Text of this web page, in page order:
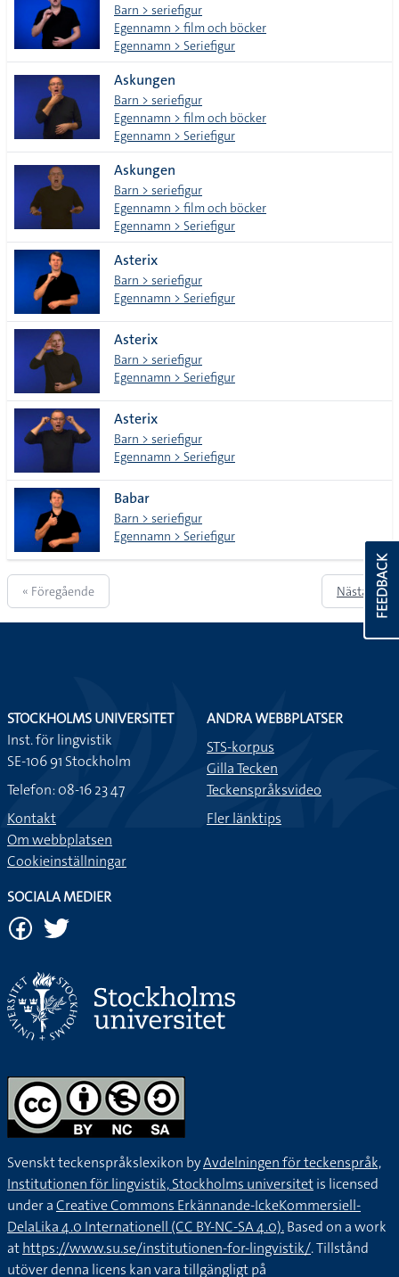
Barn > seriefigur
Egennamn > film och böcker
Egennamn > Seriefigur
Askungen
Barn > seriefigur
Egennamn > film och böcker
Egennamn > Seriefigur
Askungen
Barn > seriefigur
Egennamn > film och böcker
Egennamn > Seriefigur
Asterix
Barn > seriefigur
Egennamn > Seriefigur
Asterix
Barn > seriefigur
Egennamn > Seriefigur
Asterix
Barn > seriefigur
Egennamn > Seriefigur
Babar
Barn > seriefigur
Egennamn > Seriefigur
« Föregående Nästa » FEEDBACK
STOCKHOLMS UNIVERSITET
Inst. för lingvistik
SE-106 91 Stockholm
Telefon: 08-16 23 47
Kontakt
Om webbplatsen
Cookieinställningar
ANDRA WEBBPLATSER
STS-korpus
Gilla Tecken
Teckenspråksvideo
Fler länktips
SOCIALA MEDIER
Svenskt teckenspråkslexikon byAvdelningen för teckenspråk,
Institutionen för lingvistik, Stockholms universitetis licensed
under aCreative Commons Erkännande-IckeKommersiell-
DelaLika 4.0 Internationell (CC BY-NC-SA 4.0).Based on a work
athttps://www.su.se/institutionen-for-lingvistik/. Tillstånd
utöver denna licens kan vara tillgängligt på